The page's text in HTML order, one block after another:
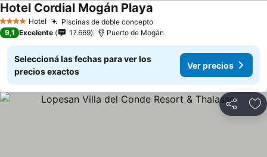
4 EstrellasHotel Piscinas de doble conceptoVer precios
Hotel Cordial Mogán Playa
9,1 Excelente 17.669 Puerto de Mogán
Seleccioná las fechas para ver los
precios exactos
Ver precios
Compartir